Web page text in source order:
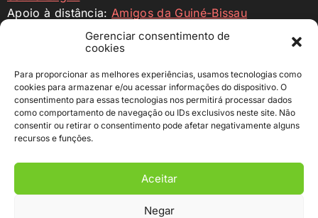
Gerenciar consentimento de
cookies
Para proporcionar as melhores experiências, usamos tecnologias como
cookies para armazenar e/ou acessar informações do dispositivo. O
consentimento para essas tecnologias nos permitirá processar dados
como comportamento de navegação ou IDs exclusivos neste site. Não
consentir ou retirar o consentimento pode afetar negativamente alguns
recursos e funções.
Aceitar
Negar
Apoio à distância: Amigos da Guiné-Bissau
Engim Internazionale:
ENGIM ONG
Colabora
Faz uma doação para sustentar as nossas incubadoras
empreendedores nos países onde operamos.
c/c pagável a ENGIM – Ente Nazionale Giuseppini del
IBAN IT76 T030 6909 6061 0000 0007 422